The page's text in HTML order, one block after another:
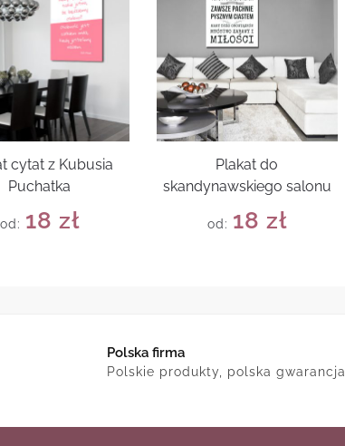
cytat z Kubusia
Puchatka
od: 18 zł
Plakat do
skandynawskiego salonu
od: 18 zł
Polska firma
Polskie produkty, polska gwarancja